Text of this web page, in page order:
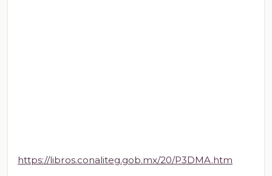
https://libros.conaliteg.gob.mx/20/P3DMA.htm